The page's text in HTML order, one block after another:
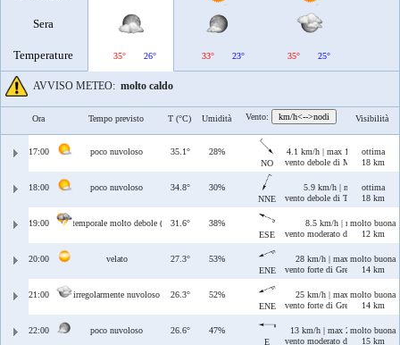
Sera
Temperature 35° 26° 33° 23° 35° 25°
AVVISO METEO: molto caldo
Ora Tempo previsto T (°C) Umidità Vento: km/h<-->nodi Visibilità
17:00 poco nuvoloso 35.1°
28%
NO
4.1 km/h | max 14 km/h
vento debole di Maestrale
ottima
18 km
18:00 poco nuvoloso 34.8°
30%
NNE
5.9 km/h | max 9.5 km/h
vento debole di Tramontana/
ottima
18 km
19:00 temporale molto debole (0.1 mm)
31.6°
38%
ESE
8.5 km/h | max 13 km/h
vento moderato di Levante/
molto buona
12 km
20:00 velato 27.3°
53%
ENE
28 km/h | max 28 km/h
vento forte di Grecale/Levante
molto buona
14 km
21:00 irregolarmente nuvoloso 26.3°
52%
ENE
25 km/h | max 25 km/h
vento forte di Grecale/Levante
molto buona
14 km
22:00 poco nuvoloso 26.6°
47%
E
13 km/h | max 23 km/h
vento moderato di Levante
molto buona
15 km